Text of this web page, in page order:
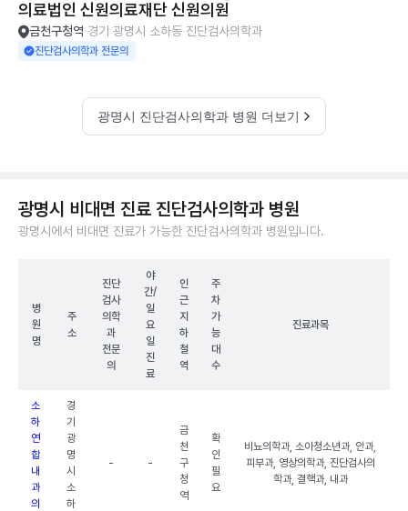
의료법인 신원의료재단 신원의원
금천구청역 경기 광명시 소하동 진단검사의학과
진단검사의학과 전문의
광명시 진단검사의학과 병원 더보기
광명시 비대면 진료 진단검사의학과 병원
광명시에서 비대면 진료가 가능한 진단검사의학과 병원입니다.
병
원
명
주
소
진단
검사
의학
과
전문
의
야
간/
일
요
일
진
료
인
근
지
하
철
역
주
차
가
능
대
수
진료과목
소
하
연
합
내
과
의
경
기
광
명
시
소
하
- -
금
천
구
청
역
확
인
필
요
비뇨의학과, 소아청소년과, 안과,
피부과, 영상의학과, 진단검사의
학과, 결핵과, 내과